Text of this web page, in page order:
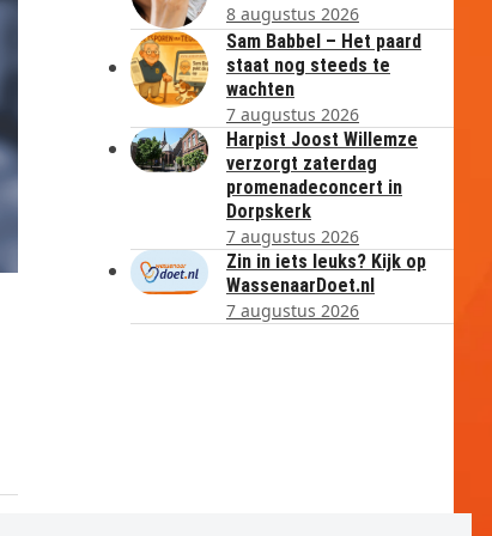
8 augustus 2026
Sam Babbel – Het paard
staat nog steeds te
wachten
7 augustus 2026
Harpist Joost Willemze
verzorgt zaterdag
promenadeconcert in
Dorpskerk
7 augustus 2026
Zin in iets leuks? Kijk op
WassenaarDoet.nl
7 augustus 2026